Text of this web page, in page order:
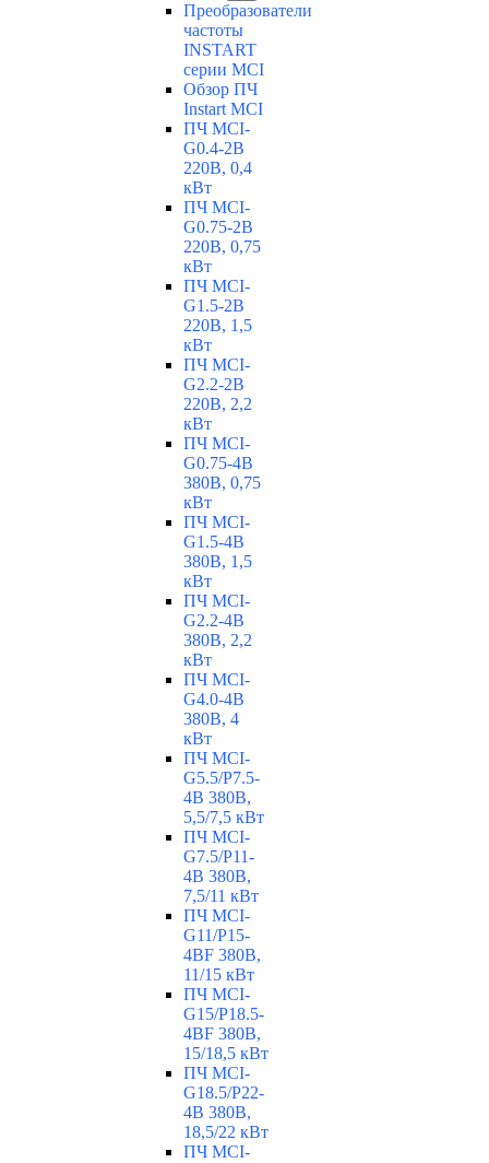
Преобразователи
частоты
INSTART
серии MCI
Обзор ПЧ
Instart MCI
ПЧ MCI-
G0.4-2B
220В, 0,4
кВт
ПЧ MCI-
G0.75-2B
220В, 0,75
кВт
ПЧ MCI-
G1.5-2B
220В, 1,5
кВт
ПЧ MCI-
G2.2-2B
220В, 2,2
кВт
ПЧ MCI-
G0.75-4B
380В, 0,75
кВт
ПЧ MCI-
G1.5-4B
380В, 1,5
кВт
ПЧ MCI-
G2.2-4B
380В, 2,2
кВт
ПЧ MCI-
G4.0-4B
380В, 4
кВт
ПЧ MCI-
G5.5/Р7.5-
4B 380В,
5,5/7,5 кВт
ПЧ MCI-
G7.5/P11-
4B 380В,
7,5/11 кВт
ПЧ MCI-
G11/P15-
4BF 380В,
11/15 кВт
ПЧ MCI-
G15/P18.5-
4BF 380В,
15/18,5 кВт
ПЧ MCI-
G18.5/P22-
4B 380В,
18,5/22 кВт
ПЧ MCI-